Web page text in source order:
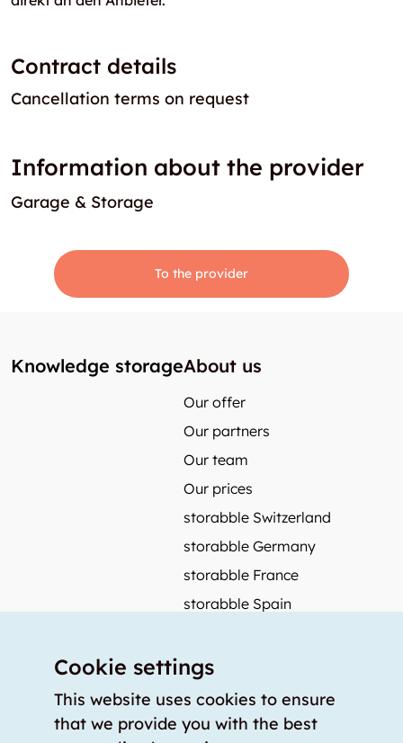
Contract details
Cancellation terms on request
Information about the provider
Garage & Storage
To the provider
Knowledge storageAbout us
Our offer
Our partners
Our team
Our prices
storabble Switzerland
storabble Germany
storabble France
storabble Spain
Press coverage
How to calculate the size of a storage room?
Cookie settings
This website uses cookies to ensure
that we provide you with the best